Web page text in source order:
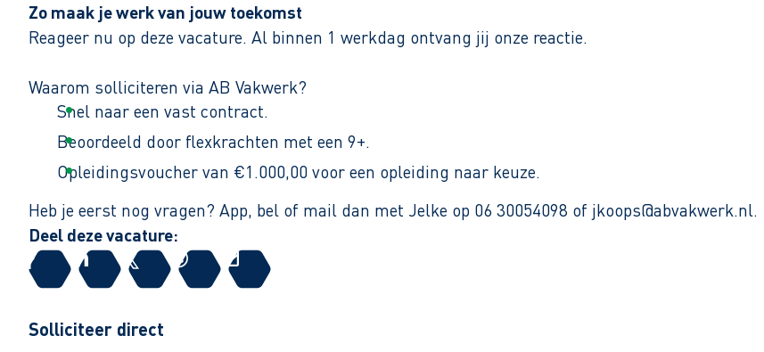
Zo maak je werk van jouw toekomst
Reageer nu op deze vacature. Al binnen 1 werkdag ontvang jij onze reactie.
Waarom solliciteren via AB Vakwerk?
Snel naar een vast contract.
Beoordeeld door flexkrachten met een 9+.
Opleidingsvoucher van €1.000,00 voor een opleiding naar keuze.
Heb je eerst nog vragen? App, bel of mail dan met Jelke op 06 30054098 of jkoops@abvakwerk.nl.
Deel deze vacature:
Solliciteer direct